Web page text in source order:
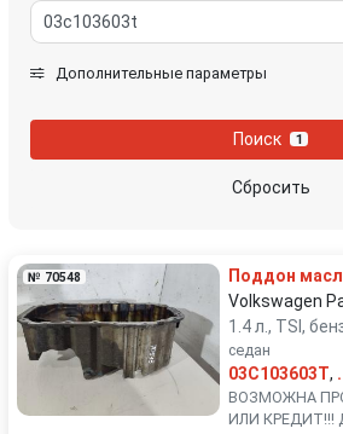
Nissan
SEAT
Smart
Subaru
Дополнительные параметры
Поиск 1
Сбросить
№ 70548
Поддон
Volkswagen
1.4 л., TSI,
седан
03C103603T, .
ВОЗМОЖНА
ИЛИ КРЕДИТ!!!